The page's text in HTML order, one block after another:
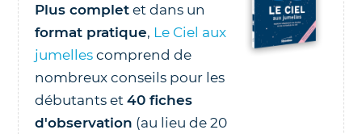
Plus complet et dans un
format pratique, Le Ciel aux
jumelles comprend de
nombreux conseils pour les
débutants et40 fiches
d'observation (au lieu de 20